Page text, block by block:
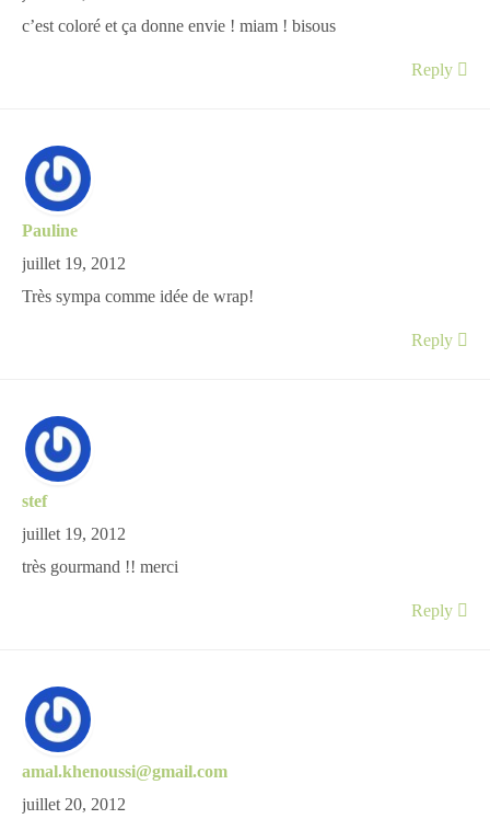
c’est coloré et ça donne envie ! miam ! bisous
Reply
Pauline
juillet 19, 2012
Très sympa comme idée de wrap!
Reply
stef
juillet 19, 2012
très gourmand !! merci
Reply
amal.khenoussi@gmail.com
juillet 20, 2012